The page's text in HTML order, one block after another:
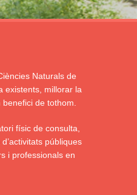
Naturals de
existents, millorar la
de tothom.
físic de consulta,
públiques
i professionals en